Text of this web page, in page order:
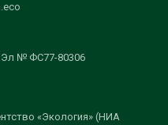
Эл № ФС77-80306
«Экология» (НИА